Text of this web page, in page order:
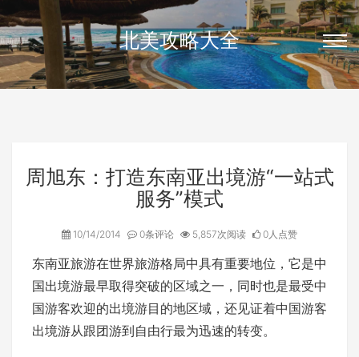
北美攻略大全
周旭东：打造东南亚出境游“一站式
服务”模式
10/14/2014 0条评论 5,857次阅读 0人点赞
东南亚旅游在世界旅游格局中具有重要地位，它是中
国出境游最早取得突破的区域之一，同时也是最受中
国游客欢迎的出境游目的地区域，还见证着中国游客
出境游从跟团游到自由行最为迅速的转变。